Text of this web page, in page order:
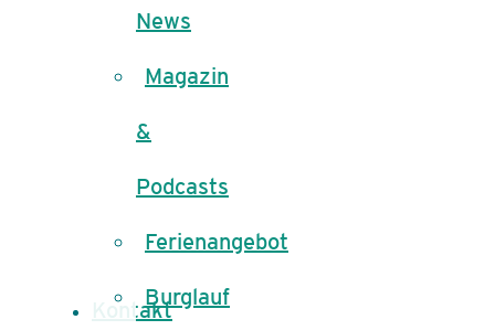
News
Magazin
&
Podcasts
Ferienangebot
Burglauf
Kontakt